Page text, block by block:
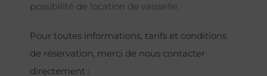
possibilité de location de vaisselle.
Pour toutes informations, tarifs et conditions
de réservation, merci de nous contacter
directement :